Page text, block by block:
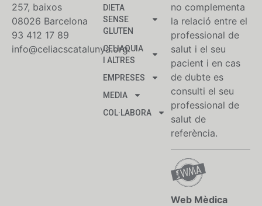
257, baixos
08026 Barcelona
93 412 17 89
info@celiacscatalunya.org
DIETA
SENSE
GLUTEN
CELIAQUIA
I ALTRES
EMPRESES
MEDIA
COL·LABORA
no complementa
la relació entre el
professional de
salut i el seu
pacient i en cas
de dubte es
consulti el seu
professional de
salut de
referència.
Web Mèdica